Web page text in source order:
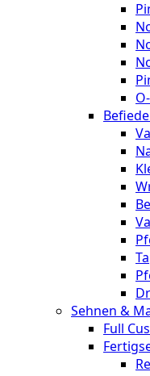
Sehnen &
Full